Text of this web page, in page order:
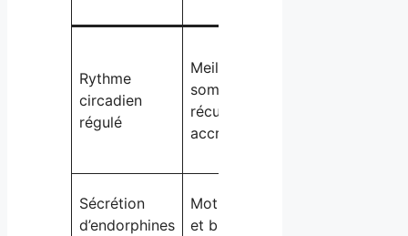
Rythme
circadien
régulé
Meilleur
sommeil,
récupération
accrue
Sécrétion
d’endorphines
Motivation
et bien-être